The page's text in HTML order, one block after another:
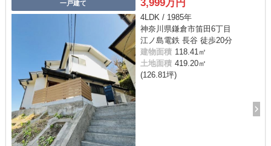
一戸建て 3,999万円
4LDK / 1985年
神奈川県鎌倉市笛田6丁目
江ノ島電鉄 長谷 徒歩20分
建物面積 118.41㎡
土地面積 419.20㎡
(126.81坪)